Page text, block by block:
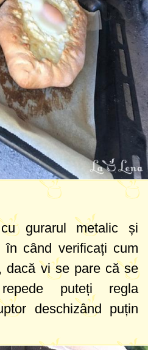
gurarul metalic și
în când verificați cum
dacă vi se pare că se
puteți regla
deschizând puțin